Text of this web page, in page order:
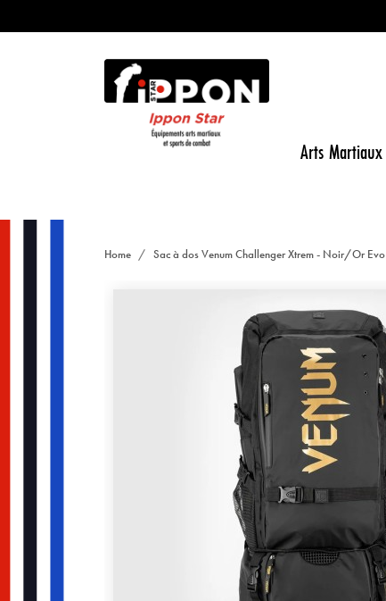
Arts Martiaux
Home Sac à dos Venum Challenger Xtrem - Noir/Or Evo